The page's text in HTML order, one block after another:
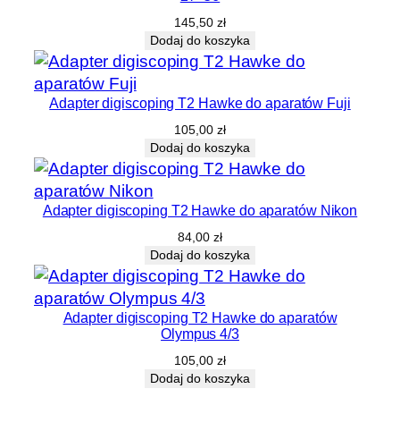
145,50 zł
Dodaj do koszyka
Adapter digiscoping T2 Hawke do aparatów Fuji
105,00 zł
Dodaj do koszyka
Adapter digiscoping T2 Hawke do aparatów Nikon
84,00 zł
Dodaj do koszyka
Adapter digiscoping T2 Hawke do aparatów
Olympus 4/3
105,00 zł
Dodaj do koszyka